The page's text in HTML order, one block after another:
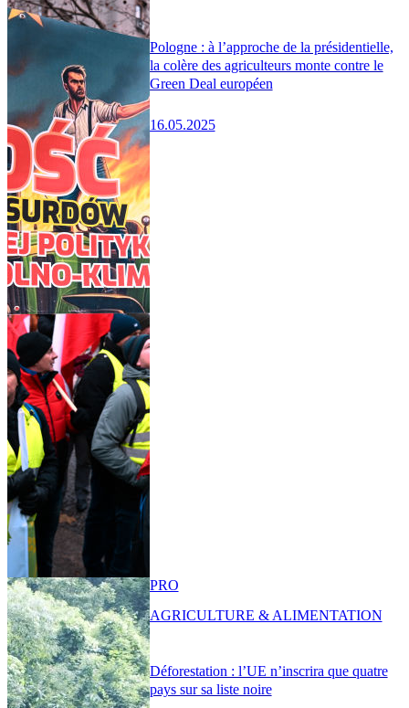
Pologne : à l’approche de la présidentielle,
la colère des agriculteurs monte contre le
Green Deal européen
16.05.2025
Déforestation : l’UE n’inscrira que quatre
pays sur sa liste noire
PRO
AGRICULTURE & ALIMENTATION